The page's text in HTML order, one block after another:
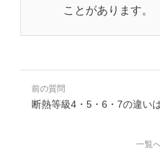
ことがあります。
前の質問
断熱等級4・5・6・7の違い
一覧